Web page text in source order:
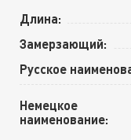
Длина:
Замерзающий:
Русское
Немецкое
наименование: